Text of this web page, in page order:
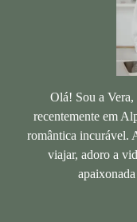
Olá! Sou a
recentemente em
romântica incurável.
viajar, adoro a